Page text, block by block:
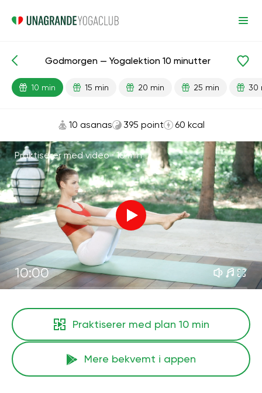
Færdiglavede lektioner Energi
Godmorgen — Yogalektion 10 minutter
10 min 15 min 20 min 25 min 30
10 asanas 395 point 60 kcal
Praktiserer med video ·10 min
10:00
Praktiserer med plan 10 min
Mere bekvemt i appen